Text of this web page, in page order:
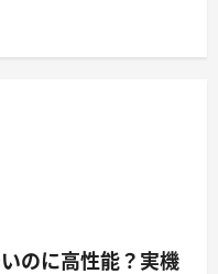
のに高性能？実機